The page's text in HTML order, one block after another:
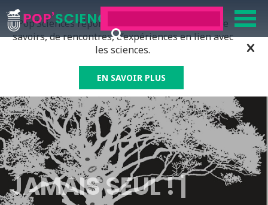
Pop’Sciences répond à tous ceux qui ont soif de
savoirs, de rencontres, d’expériences en lien avec
les sciences.
EN SAVOIR PLUS
JAMAIS SEUL ! |